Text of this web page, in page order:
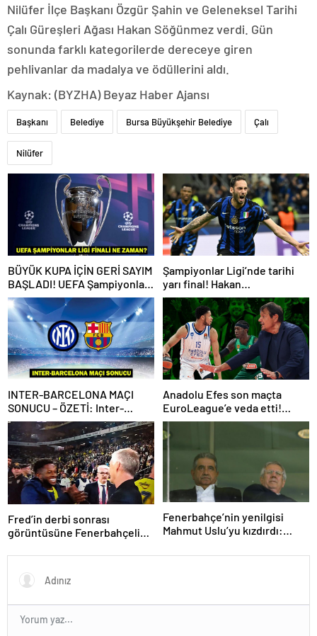
Nilüfer İlçe Başkanı Özgür Şahin ve Geleneksel Tarihi
Çalı Güreşleri Ağası Hakan Söğünmez verdi. Gün
sonunda farklı kategorilerde dereceye giren
pehlivanlar da madalya ve ödüllerini aldı.
Kaynak: (BYZHA) Beyaz Haber Ajansı
Başkanı Belediye Bursa Büyükşehir Belediye Çalı
Nilüfer
BÜYÜK KUPA İÇİN GERİ SAYIM
BAŞLADI! UEFA Şampiyonlar
Ligi finali ne zaman, nerede
oynanacak?
Şampiyonlar Ligi’nde tarihi
yarı final! Hakan
Çalhanoğlu’ndan Barça’ya
karşı 1 gol 1 asist…
INTER-BARCELONA MAÇI
SONUCU – ÖZETİ: Inter-
Barcelona maçı kaç kaç bitti?
Şampiyonlar Ligi’nde ilk
finalist Inter oldu!
Anadolu Efes son maçta
EuroLeague’e veda etti!
Panathinaikos, Fenerbahçe
Beko’nun rakibi oldu…
Fred’in derbi sonrası
görüntüsüne Fenerbahçeli
Fenerbahçe’nin yenilgisi
Mahmut Uslu’yu kızdırdı:
açıklaması